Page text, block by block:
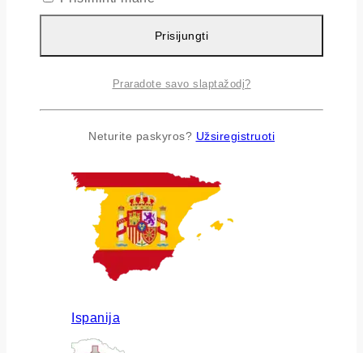
Airija
Ispanija
Prisijungti
Praradote savo slaptažodį?
Neturite paskyros? Užsiregistruoti